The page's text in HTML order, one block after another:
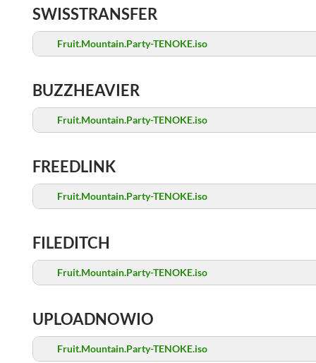
SWISSTRANSFER
Fruit.Mountain.Party-TENOKE.iso
BUZZHEAVIER
Fruit.Mountain.Party-TENOKE.iso
FREEDLINK
Fruit.Mountain.Party-TENOKE.iso
FILEDITCH
Fruit.Mountain.Party-TENOKE.iso
UPLOADNOWIO
Fruit.Mountain.Party-TENOKE.iso